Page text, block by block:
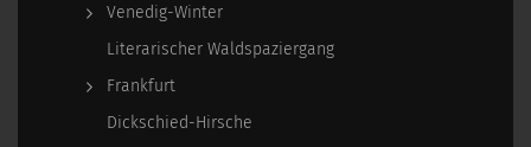
Venedig-Winter
Literarischer Waldspaziergang
Frankfurt
Dickschied-Hirsche